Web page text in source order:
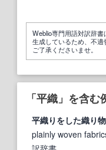
Weblio専門用語対訳辞
生成しているため、不適
ご了承くださいませ。
「平織」を含
平織りをした織り物
plainly woven